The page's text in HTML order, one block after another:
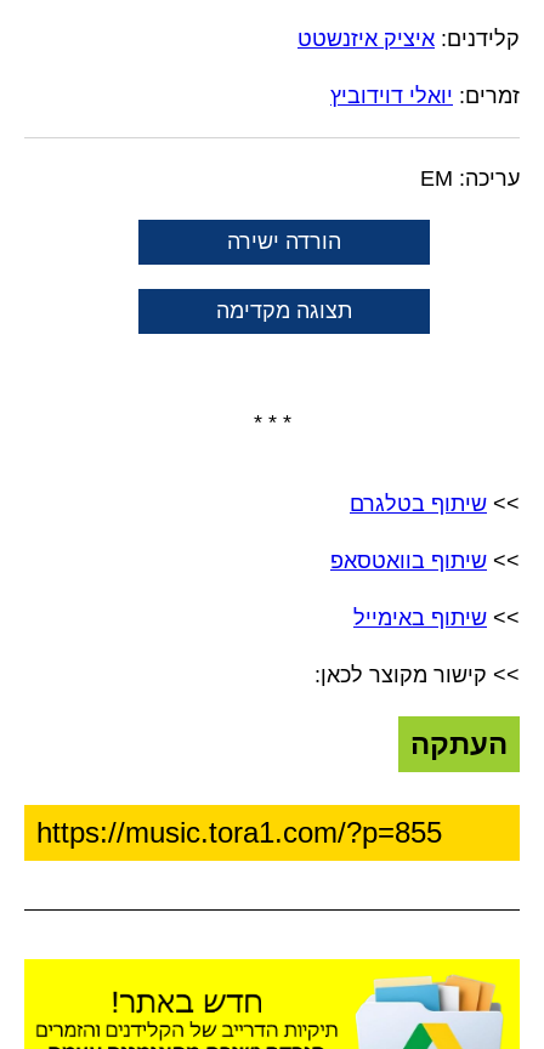
קלידנים: איציק איזנשטט
זמרים: יואלי דוידוביץ
עריכה: EM
הורדה ישירה
תצוגה מקדימה
* * *
>> שיתוף בטלגרם
>> שיתוף בוואטסאפ
>> שיתוף באימייל
>> קישור מקוצר לכאן:
העתקה